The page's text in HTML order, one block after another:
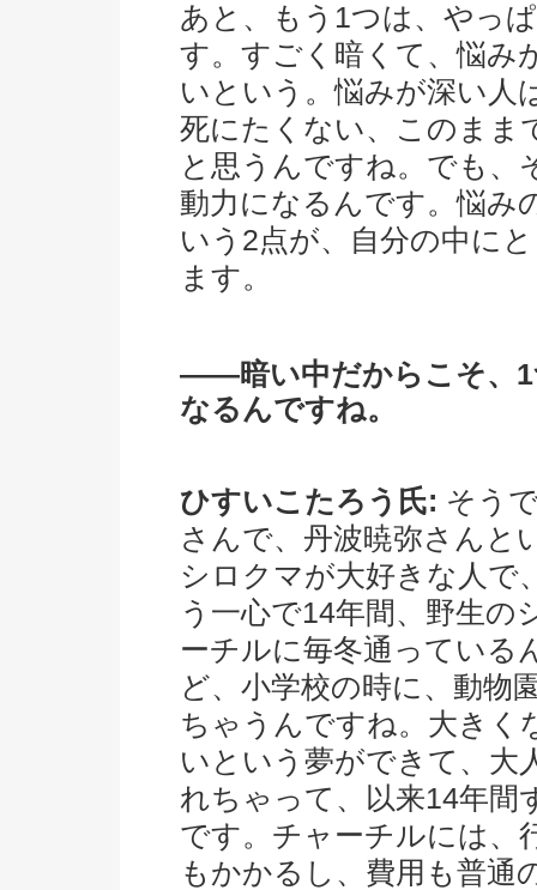
あと、もう1つは、やっ
す。すごく暗くて、悩み
いという。悩みが深い人
死にたくない、このまま
と思うんですね。でも、
動力になるんです。悩み
いう2点が、自分の中に
ます。
――暗い中だからこそ、1
なるんですね。
ひすいこたろう氏: そう
さんで、丹波暁弥さんと
シロクマが大好きな人で
う一心で14年間、野生
ーチルに毎冬通っている
ど、小学校の時に、動物
ちゃうんですね。大きく
いという夢ができて、大
れちゃって、以来14年間
です。チャーチルには、
もかかるし、費用も普通